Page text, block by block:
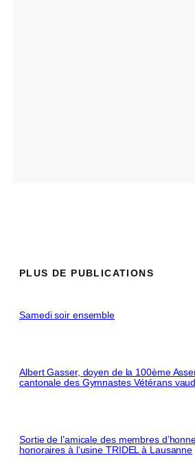
PLUS DE PUBLICATIONS
Samedi soir ensemble
Albert Gasser, doyen de la 100ème
cantonale des Gymnastes Vétérans
Sortie de l’amicale des membres
honoraires à l’usine TRIDEL à Lausanne